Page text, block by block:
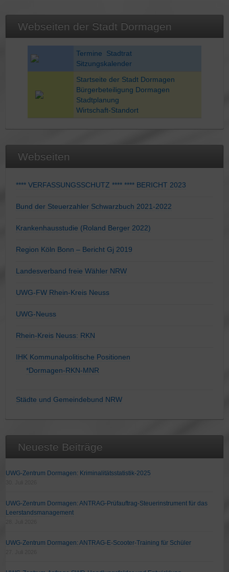
Webseiten der Stadt Dormagen
Termine Stadtrat
Sitzungskalender
Startseite der Stadt Dormagen
Bürgerbeteiligung Dormagen
Stadtplanung
Wirtschaft-Standort
Webseiten
**** VERFASSUNGSSCHUTZ **** **** BERICHT 2023
Bund der Steuerzahler Schwarzbuch 2021-2022
Krankenhausstudie (Roland Berger 2022)
Region Köln Bonn – Bericht Gj 2019
Landesverband freie Wähler NRW
UWG-FW Rhein-Kreis Neuss
UWG-Neuss
Rhein-Kreis Neuss: RKN
IHK Kommunalpolitische Positionen
*Dormagen-RKN-MNR
Städte und Gemeindebund NRW
Neueste Beiträge
UWG-Zentrum Dormagen: Kriminalitätsstatistik-2025
UWG-Zentrum Dormagen: ANTRAG-Prüfauftrag-Steuerinstrument für das
Leerstandsmanagement
UWG-Zentrum Dormagen: ANTRAG-E-Scooter-Training für Schüler